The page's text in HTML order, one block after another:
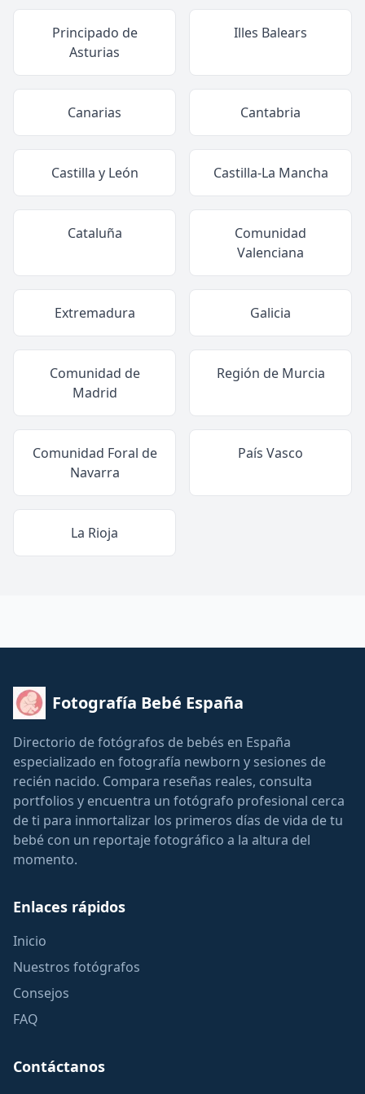
Principado de
Asturias
Illes Balears
Canarias Cantabria
Castilla y León Castilla-La Mancha
Cataluña
Comunidad
Valenciana
Extremadura Galicia
Comunidad de
Madrid
Región de Murcia
Comunidad Foral de
Navarra
País Vasco
La Rioja
Fotografía Bebé España
Directorio de fotógrafos de bebés en España
especializado en fotografía newborn y sesiones de
recién nacido. Compara reseñas reales, consulta
portfolios y encuentra un fotógrafo profesional cerca
de ti para inmortalizar los primeros días de vida de tu
bebé con un reportaje fotográfico a la altura del
momento.
Enlaces rápidos
Inicio
Nuestros fotógrafos
Consejos
FAQ
Contáctanos